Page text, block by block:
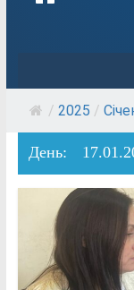
/ 2025 /
День: